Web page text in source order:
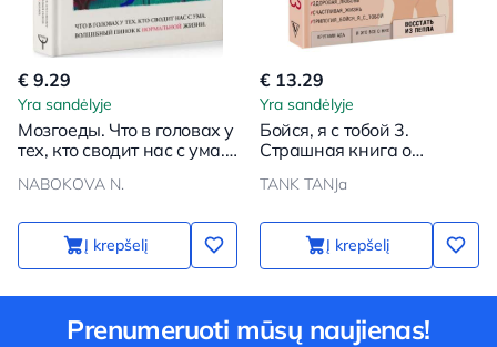
€ 9.29
Yra sandėlyje
Мозгоеды. Что в головах у
тех, кто сводит нас с ума.
нормальной жизни
NABOKOVA N.
Į krepšelį
€ 13.29
Yra sandėlyje
Бойся, я с тобой 3.
Страшная книга о
Восстать из пепла
TANK TANJa
Į krepšelį
Prenumeruoti mūsų naujienas!